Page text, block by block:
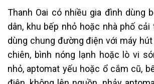
Thanh Oai có nhiều gia đình dùng
dân, khu bếp nhỏ hoặc nhà phố
dùng chung đường điện với máy hút
chiên, bình nóng lạnh hoặc lò vi
nhỏ, aptomat yếu hoặc ổ cắm cũ,